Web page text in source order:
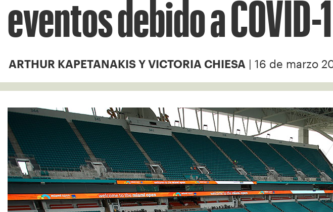
eventos debido a COVID-
ARTHUR KAPETANAKIS Y VICTORIA CHIESA | 16 de marzo